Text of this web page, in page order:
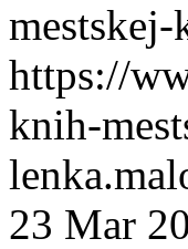
https://
knih-
23 Mar